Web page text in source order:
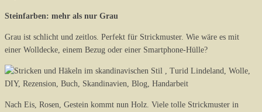
Steinfarben: mehr als nur Grau
Grau ist schlicht und zeitlos. Perfekt für Strickmuster. Wie wäre es mit
einer Wolldecke, einem Bezug oder einer Smartphone-Hülle?
Nach Eis, Rosen, Gestein kommt nun Holz. Viele tolle Strickmuster in